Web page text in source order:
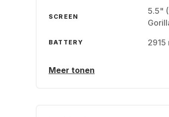
SCREEN
5.5"
BATTERY 2915
Meer tonen